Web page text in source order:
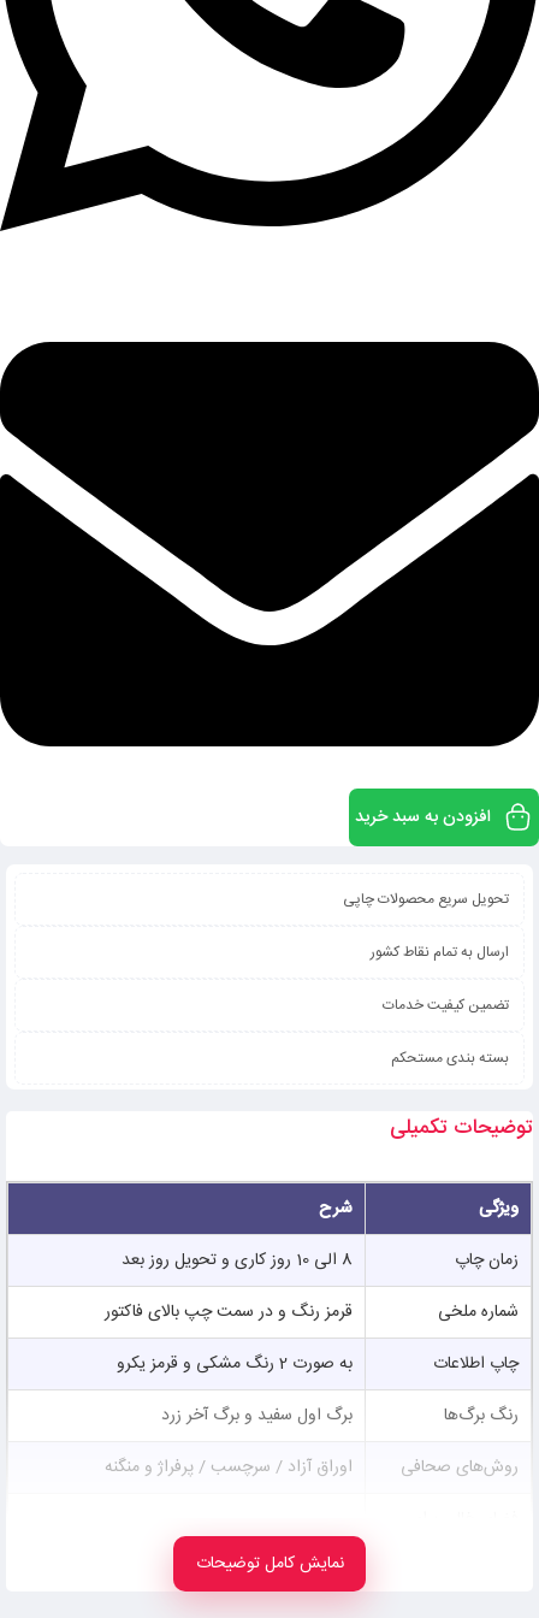
افزودن به سبد خرید
تحویل سریع محصولات چاپی
ارسال به تمام نقاط کشور
تضمین کیفیت خدمات
بسته بندی مستحکم
توضیحات تکمیلی
ویژگی
شرح
زمان چاپ
8 الی 10 روز کاری و تحویل روز بعد
شماره ملخی
قرمز رنگ و در سمت چپ بالای فاکتور
چاپ اطلاعات
به صورت 2 رنگ مشکی و قرمز یکرو
رنگ برگ‌ها
برگ اول سفید و برگ آخر زرد
روش‌های صحافی
اوراق آزاد / سرچسب / پرفراژ و منگنه
1.5 سانت برای فاکتورهای عمودی و افقی
نمایش کامل توضیحات